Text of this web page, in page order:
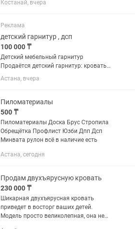
состоянии. 6 полок. Размеры указаны
столик. Самовывоз . Мкрн НАУРЫЗ
Костанай, вчера
Реклама
детский гарнитур , дсп
100 000 ₸
Детский мебельный гарнитур
Продаётся детский гарнитур: кровать с
ящиками, шкафы, полки, рабочий стол.
Можно установить как встроенный или
Все элементы в наличии,...
Астана, вчера
Пиломатериалы
500 ₸
Пиломатериалы Доска Брус Стропила
Обрещётка Профлист Юзби Дпп Дсп
Минвата рулон всё в наличие есть
Астана, сегодня
Продам двухъярусную кровать
230 000 ₸
Шикарная двухъярусная кровать
приведет в восторг ваших детей.
Модель просто великолепная, она не